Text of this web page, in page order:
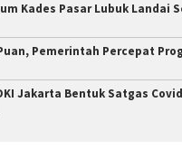
Kades Pasar Lubuk Landai
Pemerintah Percepat
Jakarta Bentuk Satgas